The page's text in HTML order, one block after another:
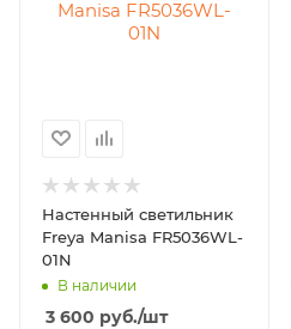
Настенный светильник
Freya Manisa FR5036WL-
01N
В наличии
3 600 руб./шт